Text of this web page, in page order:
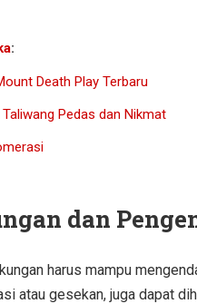
:
Death Play Terbaru
Pedas dan Nikmat
dan
harus mampu
atau gesekan, juga dapat